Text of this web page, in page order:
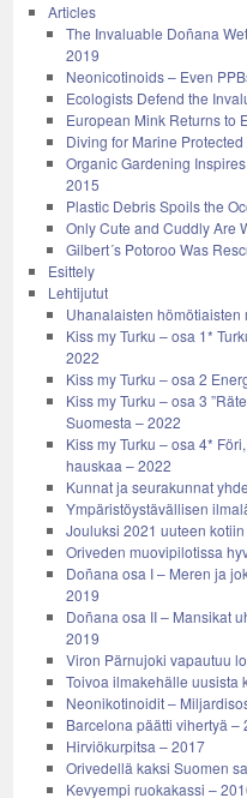
Articles
The Invaluable Doñana
2019
Neonicotinoids – Even
Ecologists Defend the
European Mink Returns to
Diving for Marine
Organic Gardening
2015
Plastic Debris Spoils the
Only Cute and Cuddly Are
Gilbert´s Potoroo Was
Esittely
Lehtijutut
Uhanalaisten hömötiaisten
Kiss my Turku – osa 1*
2022
Kiss my Turku – osa 2
Kiss my Turku – osa 3
Suomesta – 2022
Kiss my Turku – osa 4*
hauskaa – 2022
Kunnat ja seurakunnat
Ympäristöystävällisen
Jouluksi 2021 uuteen
Oriveden muovipilotissa
Doñana osa I – Meren ja
2019
Doñana osa II – Mansikat
2019
Viron Pärnujoki vapautuu
Toivoa ilmakehälle uusista
Neonikotinoidit –
Barcelona päätti vihertyä –
Hirviökurpitsa – 2017
Orivedellä kaksi Suomen
Kevyempi ruokakassi –